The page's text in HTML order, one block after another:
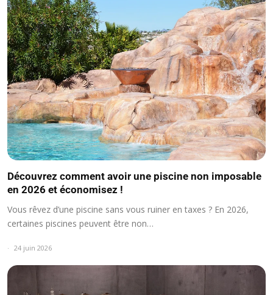
Découvrez comment avoir une piscine non imposable
en 2026 et économisez !
Vous rêvez d’une piscine sans vous ruiner en taxes ? En 2026,
certaines piscines peuvent être non…
24 juin 2026